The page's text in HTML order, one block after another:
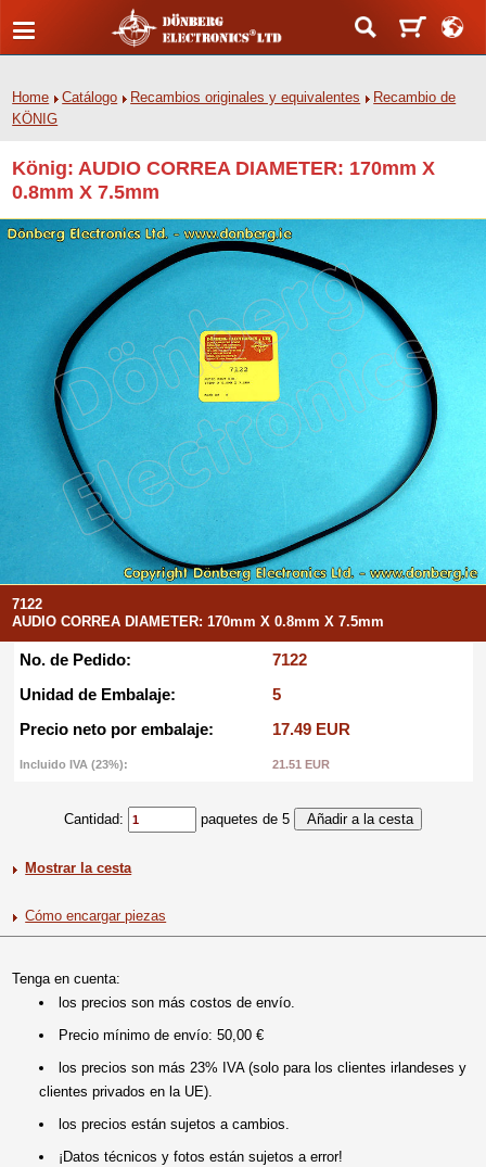
Home Catálogo Recambios originales y equivalentes
Recambio de
KÖNIG
König: AUDIO CORREA DIAMETER: 170mm X
0.8mm X 7.5mm
7122
AUDIO CORREA DIAMETER: 170mm X 0.8mm X 7.5mm
No. de Pedido:
7122
Unidad de Embalaje:
5
Precio neto por embalaje:
17.49 EUR
Incluido IVA (23%): 21.51 EUR
Cantidad: paquetes de 5
Mostrar la cesta
Cómo encargar piezas
Tenga en cuenta:
los precios son más costos de envío.
Precio mínimo de envío: 50,00 €
los precios son más 23% IVA (solo para los clientes irlandeses y
clientes privados en la UE).
los precios están sujetos a cambios.
¡Datos técnicos y fotos están sujetos a error!